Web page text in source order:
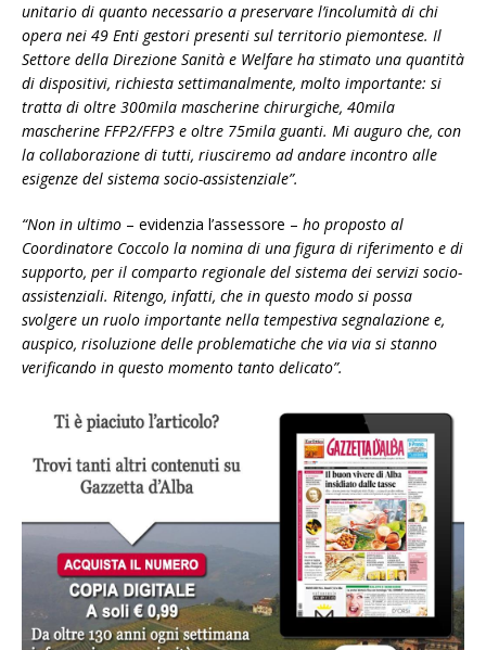
unitario di quanto necessario a preservare l’incolumità di chi
opera nei 49 Enti gestori presenti sul territorio piemontese. Il
Settore della Direzione Sanità e Welfare ha stimato una quantità
di dispositivi, richiesta settimanalmente, molto importante: si
tratta di oltre 300mila mascherine chirurgiche, 40mila
mascherine FFP2/FFP3 e oltre 75mila guanti. Mi auguro che, con
la collaborazione di tutti, riusciremo ad andare incontro alle
esigenze del sistema socio-assistenziale”.
“Non in ultimo – evidenzia l’assessore – ho proposto al
Coordinatore Coccolo la nomina di una figura di riferimento e di
supporto, per il comparto regionale del sistema dei servizi socio-
assistenziali. Ritengo, infatti, che in questo modo si possa
svolgere un ruolo importante nella tempestiva segnalazione e,
auspico, risoluzione delle problematiche che via via si stanno
verificando in questo momento tanto delicato”.